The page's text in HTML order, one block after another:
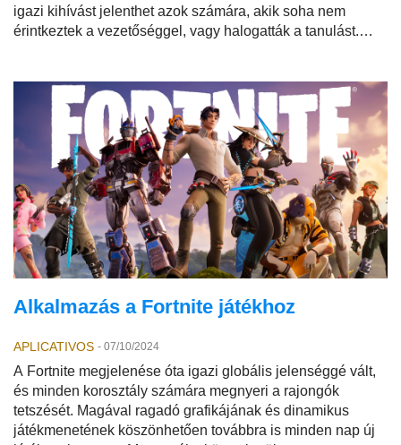
igazi kihívást jelenthet azok számára, akik soha nem
érintkeztek a vezetőséggel, vagy halogatták a tanulást.
elérhetőbbé, praktikusabbá és még szórakoztatóbbá teszik
a folyamatot.
Alkalmazás a Fortnite játékhoz
APLICATIVOS - 07/10/2024
A Fortnite megjelenése óta igazi globális jelenséggé vált,
és minden korosztály számára megnyeri a rajongók
tetszését. Magával ragadó grafikájának és dinamikus
játékmenetének köszönhetően továbbra is minden nap új